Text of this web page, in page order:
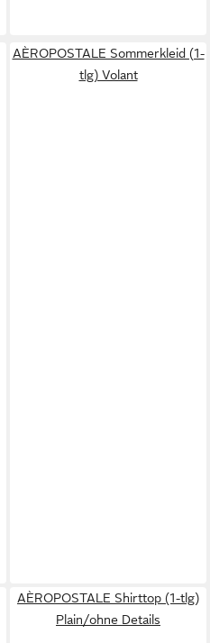
AÈROPOSTALE Sommerkleid (1-
tlg) Volant
AÈROPOSTALE Shirttop (1-tlg)
Plain/ohne Details